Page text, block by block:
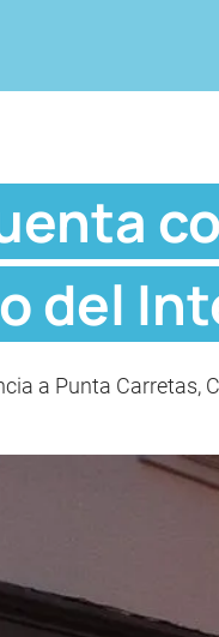
del
a Punta Carretas,